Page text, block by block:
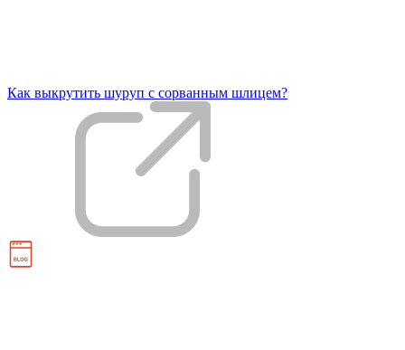
Как выкрутить шуруп с сорванным шлицем?